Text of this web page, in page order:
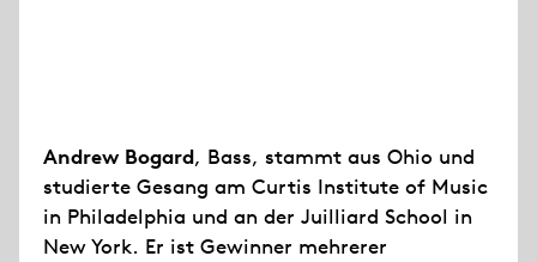
Andrew Bogard, Bass, stammt aus Ohio und
studierte Gesang am Curtis Institute of Music
in Philadelphia und an der Juilliard School in
New York. Er ist Gewinner mehrerer